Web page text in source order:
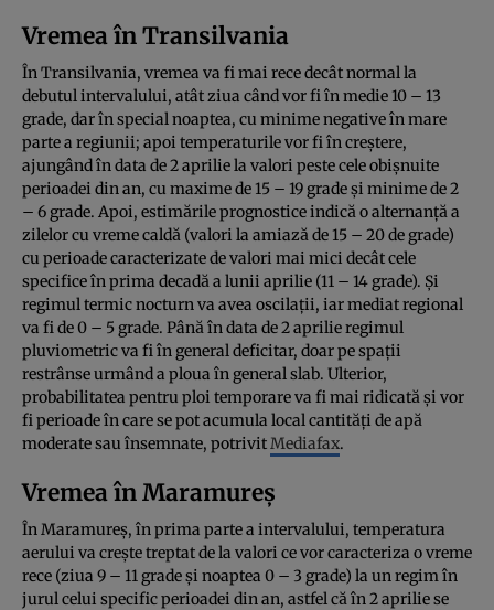
Vremea în Transilvania
În Transilvania, vremea va fi mai rece decât normal la
debutul intervalului, atât ziua când vor fi în medie 10 – 13
grade, dar în special noaptea, cu minime negative în mare
parte a regiunii; apoi temperaturile vor fi în creştere,
ajungând în data de 2 aprilie la valori peste cele obişnuite
perioadei din an, cu maxime de 15 – 19 grade şi minime de 2
– 6 grade. Apoi, estimările prognostice indică o alternanţă a
zilelor cu vreme caldă (valori la amiază de 15 – 20 de grade)
cu perioade caracterizate de valori mai mici decât cele
specifice în prima decadă a lunii aprilie (11 – 14 grade). Şi
regimul termic nocturn va avea oscilaţii, iar mediat regional
va fi de 0 – 5 grade. Până în data de 2 aprilie regimul
pluviometric va fi în general deficitar, doar pe spaţii
restrânse urmând a ploua în general slab. Ulterior,
probabilitatea pentru ploi temporare va fi mai ridicată şi vor
fi perioade în care se pot acumula local cantităţi de apă
moderate sau însemnate, potrivitMediafax.
Vremea în Maramureș
În Maramureș, în prima parte a intervalului, temperatura
aerului va creşte treptat de la valori ce vor caracteriza o vreme
rece (ziua 9 – 11 grade şi noaptea 0 – 3 grade) la un regim în
jurul celui specific perioadei din an, astfel că în 2 aprilie se